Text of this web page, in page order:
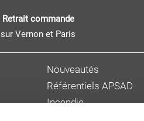
Retrait commande
sur Vernon et Paris
Nouveautés
Référentiels APSAD
Incendie